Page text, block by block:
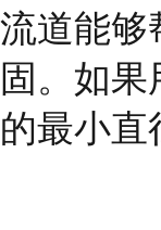
流道能够
固。如果
的最小直